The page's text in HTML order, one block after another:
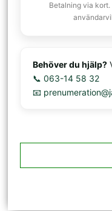
Betalning via
Behöver du hjälp?
📞 063-14 58 32
📧